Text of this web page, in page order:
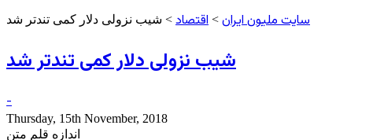
سایت ملیون ایران > اقتصاد > شیب نزولی دلار کمی تندتر شد
شیب نزولی دلار کمی تندتر شد
-
Thursday, 15th November, 2018
اندازه قلم متن